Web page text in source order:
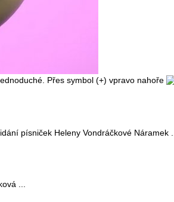
Přes symbol (+) vpravo nahoře
písniček Heleny Vondráčkové Náramek ...
...